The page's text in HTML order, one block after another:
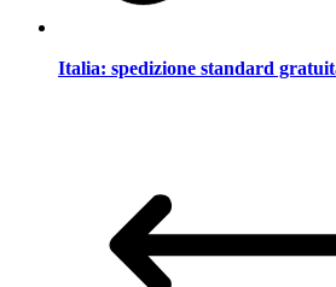
Italia: spedizione standard